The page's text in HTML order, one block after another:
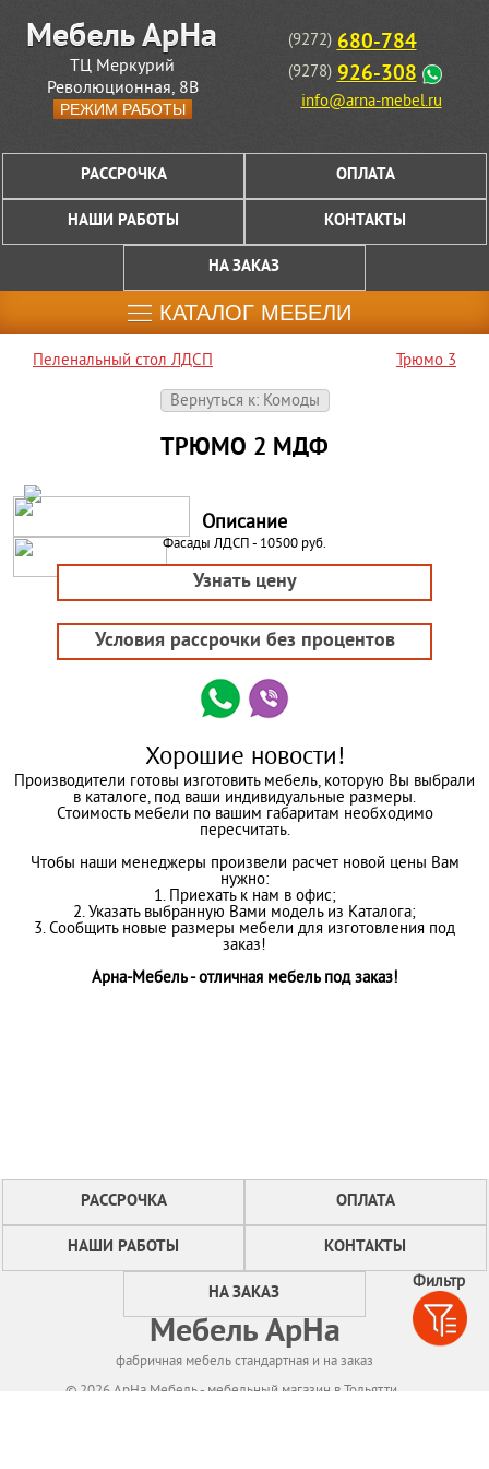
Фильтр
ТЦ Меркурий
Революционная, 8В
РЕЖИМ РАБОТЫ
(9272) 680-784
(9278) 926-308
info@arna-mebel.ru
РАССРОЧКА ОПЛАТА
НАШИ РАБОТЫ КОНТАКТЫ
НА ЗАКАЗ
КАТАЛОГ МЕБЕЛИ
Пеленальный стол ЛДСП
Трюмо 3
Вернуться к: Комоды
ТРЮМО 2 МДФ
Описание
Фасады ЛДСП - 10500 руб.
Узнать цену
Условия рассрочки без процентов
Хорошие новости!
Производители готовы изготовить мебель, которую Вы выбрали
в каталоге, под ваши индивидуальные размеры.
Стоимость мебели по вашим габаритам необходимо
пересчитать.
Чтобы наши менеджеры произвели расчет новой цены Вам
нужно:
1. Приехать к нам в офис;
2. Указать выбранную Вами модель из Каталога;
3. Сообщить новые размеры мебели для изготовления под
заказ!
Арна-Мебель - отличная мебель под заказ!
РАССРОЧКА ОПЛАТА
НАШИ РАБОТЫ КОНТАКТЫ
НА ЗАКАЗ
Мебель АрНа
фабричная мебель стандартная и на заказ
© 2026 АрНа Мебель - мебельный магазин в Тольятти